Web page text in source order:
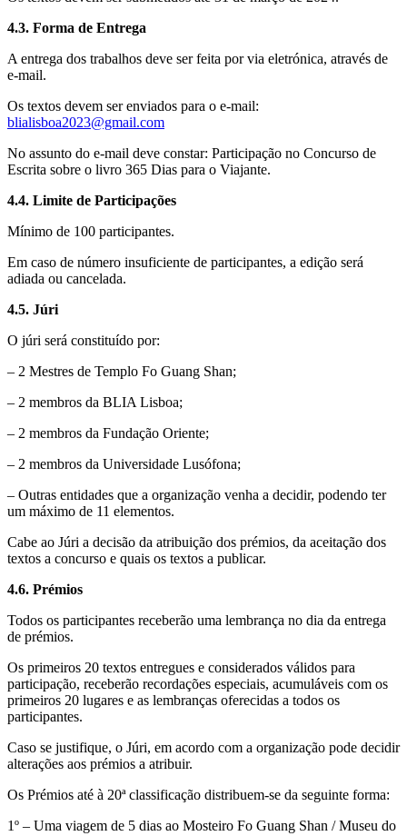
4.3. Forma de Entrega
A entrega dos trabalhos deve ser feita por via eletrónica, através de
e-mail.
Os textos devem ser enviados para o e-mail:
blialisboa2023@gmail.com
No assunto do e-mail deve constar: Participação no Concurso de
Escrita sobre o livro 365 Dias para o Viajante.
4.4. Limite de Participações
Mínimo de 100 participantes.
Em caso de número insuficiente de participantes, a edição será
adiada ou cancelada.
4.5. Júri
O júri será constituído por:
– 2 Mestres de Templo Fo Guang Shan;
– 2 membros da BLIA Lisboa;
– 2 membros da Fundação Oriente;
– 2 membros da Universidade Lusófona;
– Outras entidades que a organização venha a decidir, podendo ter
um máximo de 11 elementos.
Cabe ao Júri a decisão da atribuição dos prémios, da aceitação dos
textos a concurso e quais os textos a publicar.
4.6. Prémios
Todos os participantes receberão uma lembrança no dia da entrega
de prémios.
Os primeiros 20 textos entregues e considerados válidos para
participação, receberão recordações especiais, acumuláveis com os
primeiros 20 lugares e as lembranças oferecidas a todos os
participantes.
Caso se justifique, o Júri, em acordo com a organização pode decidir
alterações aos prémios a atribuir.
Os Prémios até à 20ª classificação distribuem-se da seguinte forma:
1º – Uma viagem de 5 dias ao Mosteiro Fo Guang Shan / Museu do